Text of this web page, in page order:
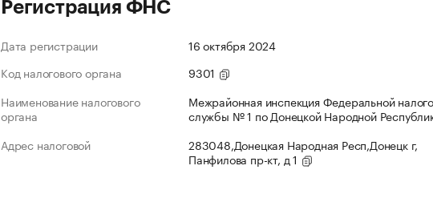
Регистрация ФНС
Дата регистрации
16 октября 2024
Код налогового органа
9301
Наименование налогового
органа
Межрайонная инспекция Федеральной
службы № 1 по Донецкой Народной
Адрес налоговой
283048,Донецкая Народная Респ,Донецк г,
Панфилова пр-кт, д 1